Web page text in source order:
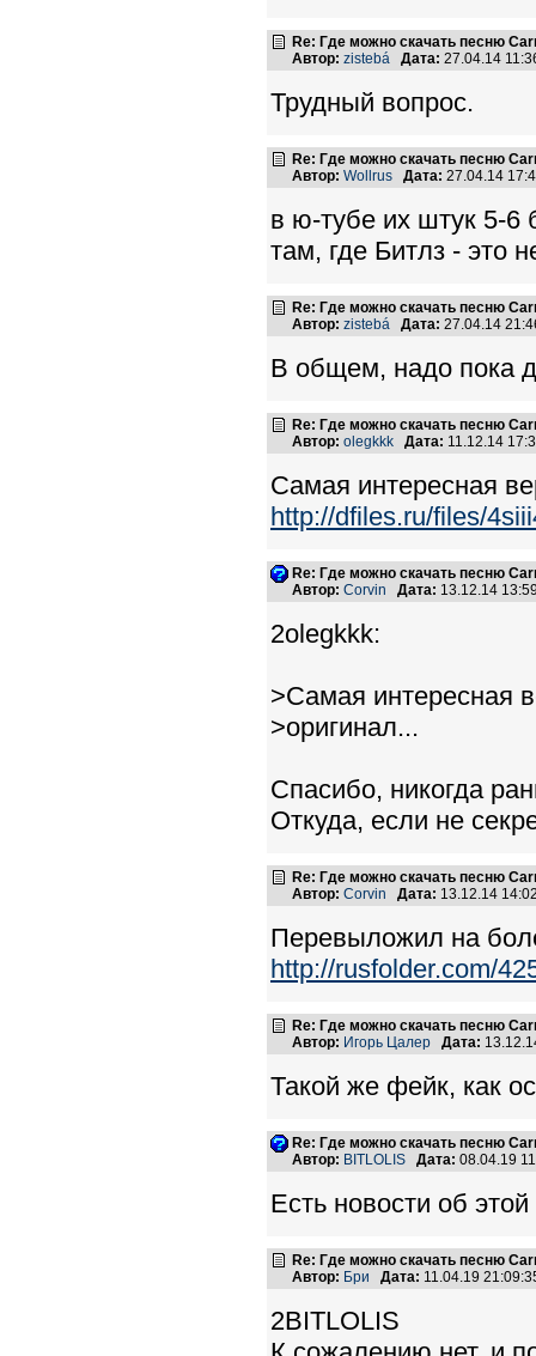
Re: Где можно скачать песню
Автор: zistebá Дата: 27.04.14
Трудный вопрос.
Re: Где можно скачать песню
Автор: Wollrus Дата: 27.04.14
в ю-тубе их штук 5-6
там, где Битлз - это
Re: Где можно скачать песню
Автор: zistebá Дата: 27.04.14
В общем, надо пока
Re: Где можно скачать песню
Автор: olegkkk Дата: 11.12.14
Самая интересная
http://dfiles.ru/files/
Re: Где можно скачать песню
Автор: Corvin Дата: 13.12.14
2olegkkk:
>Самая интересная
>оригинал...
Спасибо, никогда
Откуда, если не
Re: Где можно скачать песню
Автор: Corvin Дата: 13.12.14
Перевыложил на
http://rusfolder.com/
Re: Где можно скачать песню
Автор: Игорь Цалер Дата:
Такой же фейк, как
Re: Где можно скачать песню
Автор: BITLOLIS Дата: 08.04.19
Есть новости об
Re: Где можно скачать песню
Автор: Бри Дата: 11.04.19
2BITLOLIS